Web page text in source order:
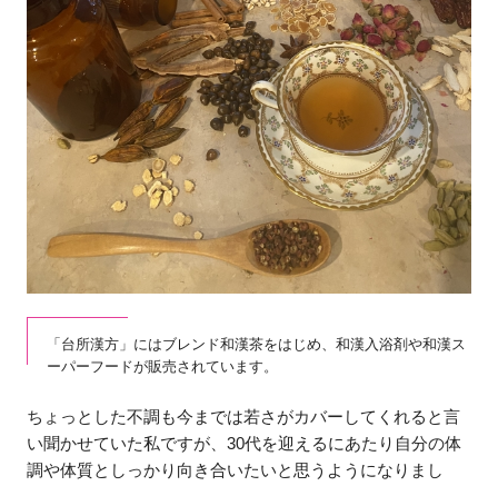
「台所漢方」にはブレンド和漢茶をはじめ、和漢入浴剤や和漢ス
ーパーフードが販売されています。
ちょっとした不調も今までは若さがカバーしてくれると言
い聞かせていた私ですが、30代を迎えるにあたり自分の体
調や体質としっかり向き合いたいと思うようになりまし